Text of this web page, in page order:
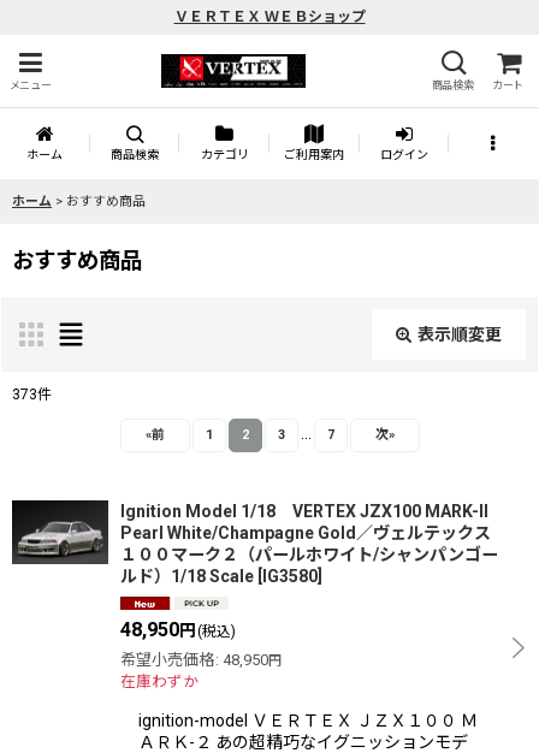
ＶＥＲＴＥＸ ＷＥＢショップ
メニュー 商品検索 カート
ホーム 商品検索 カテゴリ ご利用案内 ログイン
ホーム > おすすめ商品
おすすめ商品
表示順変更
絞り込む
373件
«前 1 2 3 7 次»
Ignition Model 1/18 VERTEX JZX100 MARK-II
Pearl White/Champagne Gold／ヴェルテックス
１００マーク２（パールホワイト/シャンパンゴー
ルド）1/18 Scale
IG3580
48,950円 (税込)
希望小売価格: 48,950円
在庫わずか
ignition-model ＶＥＲＴＥＸ ＪＺＸ１００ Ｍ
ＡＲＫ-２ あの超精巧なイグニッションモデ